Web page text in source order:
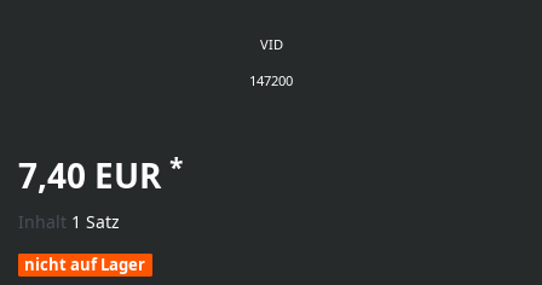
VID
147200
7,40 EUR *
Inhalt 1 Satz
nicht auf Lager